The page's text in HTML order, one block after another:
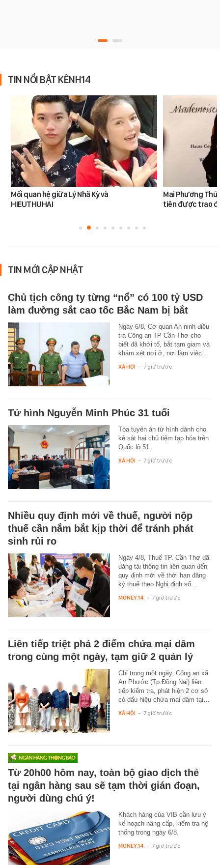
TIN NỔI BẬT KÊNH14
Mối quan hệ giữa Lý Nhã Kỳ và
HIEUTHUHAI
Mai Phương
tiên được trao
TIN MỚI CẬP NHẬT
Chủ tịch công ty từng “nổ” có 100 tỷ USD
làm đường sắt cao tốc Bắc Nam bị bắt
Ngày 6/8, Cơ quan An ninh điều
tra Công an TP Cần Thơ cho
biết đã khởi tố, bắt tạm giam và
khám xét nơi ở, nơi làm việc…
XÃ HỘI - 7 giờ trước
Tử hình Nguyễn Minh Phúc 31 tuổi
Tòa tuyên án tử hình dành cho
kẻ sát hại chủ tiệm tạp hóa trên
Quốc lộ 51.
XÃ HỘI - 7 giờ trước
Nhiều quy định mới về thuế, người nộp
thuế cần nắm bắt kịp thời để tránh phát
sinh rủi ro
Ngày 4/8, Thuế TP. Cần Thơ đã
đăng tải thông tin liên quan đến
quy định mới về thời hạn đăng
ký thuế theo Nghị định số…
MONEY.14 - 7 giờ trước
Liên tiếp triệt phá 2 điểm chứa mại dâm
trong cùng một ngày, tạm giữ 2 quản lý
Chỉ trong một ngày, Công an xã
An Phước (Tp.Đồng Nai) liên
tiếp kiểm tra, phát hiện 2 cơ sở
có dấu hiệu chứa mại dâm tại…
XÃ HỘI - 7 giờ trước
Từ 20h00 hôm nay, toàn bộ giao dịch thẻ
tại ngân hàng sau sẽ tạm thời gián đoạn,
người dùng chú ý!
Khách hàng của VIB cần lưu ý
kế hoạch nâng cấp, kiểm tra hệ
thống trong ngày 6/8.
MONEY.14 - 7 giờ trước